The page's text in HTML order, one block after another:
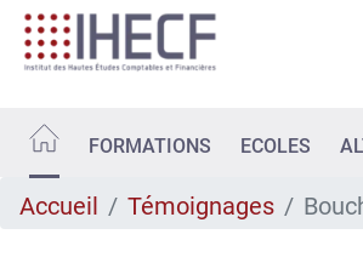
Aller
contenu
FORMATIONS ECOLES
Accueil Témoignages